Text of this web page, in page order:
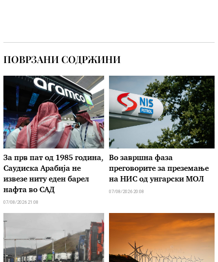
ПОВРЗАНИ СОДРЖИНИ
За прв пат од 1985 година,
Саудиска Арабија не
извезе ниту еден барел
нафта во САД
07/08/2026 21:08
Во завршна фаза
преговорите за преземање
на НИС од унгарски МОЛ
07/08/2026 20:08